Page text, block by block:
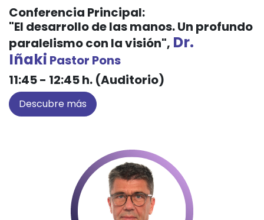
Conferencia Principal:
"El desarrollo de las manos. Un profundo
paralelismo con la visión", Dr.
Iñaki Pastor Pons
11:45 - 12:45 h. (Auditorio)
Descubre más